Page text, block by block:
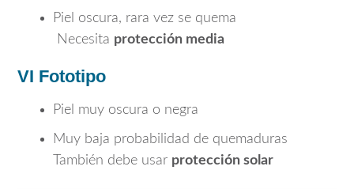
Piel oscura, rara vez se quema
Necesita protección media
VI Fototipo
Piel muy oscura o negra
Muy baja probabilidad de quemaduras
También debe usar protección solar